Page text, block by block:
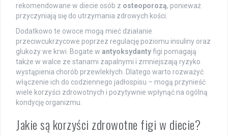
rekomendowane w diecie osób z osteoporozą, ponieważ
przyczyniają się do utrzymania zdrowych kości.
Dodatkowo te owoce mogą mieć działanie
przeciwcukrzycowe poprzez regulację poziomu insuliny oraz
glukozy we krwi. Bogate w antyoksydantyfigi pomagają
także w walce ze stanami zapalnymi i zmniejszają ryzyko
wystąpienia chorób przewlekłych. Dlatego warto rozważyć
włączenie ich do codziennego jadłospisu – mogą przynieść
wiele korzyści zdrowotnych i pozytywnie wpłynąć na ogólną
kondycję organizmu.
Jakie są korzyści zdrowotne figi w diecie?